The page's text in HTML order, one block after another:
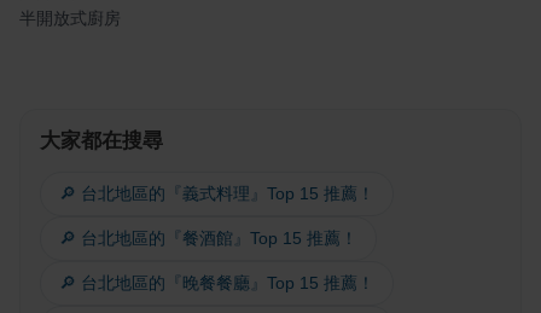
半開放式廚房
大家都在搜尋
🔎 台北地區的『義式料理』Top 15 推薦！
🔎 台北地區的『餐酒館』Top 15 推薦！
🔎 台北地區的『晚餐餐廳』Top 15 推薦！